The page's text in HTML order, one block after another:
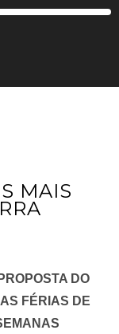
MAIS
DO
FÉRIAS DE